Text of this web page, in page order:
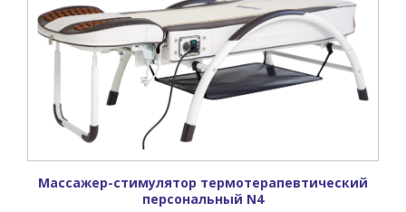
Массажер-стимулятор термотерапевтический
персональный N4